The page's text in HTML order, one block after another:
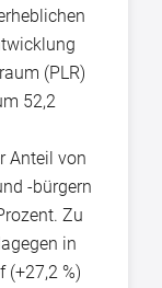
(PLR)
52,2
Anteil von
-bürgern
Zu
in
(+27,2 %)